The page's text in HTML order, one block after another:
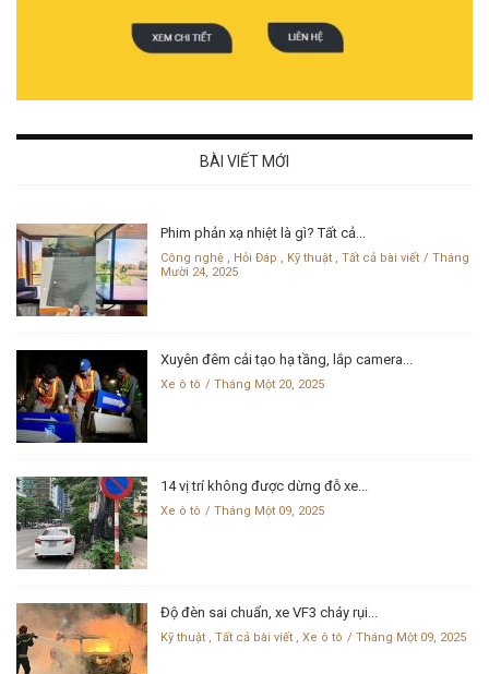
BÀI VIẾT MỚI
Phim phản xạ nhiệt là gì? Tất cả...
Công nghệ , Hỏi Đáp , Kỹ thuật , Tất cả bài viết
Tháng
Mười 24, 2025
Xuyên đêm cải tạo hạ tầng, lắp camera...
Xe ô tô Tháng Một 20, 2025
14 vị trí không được dừng đỗ xe...
Xe ô tô Tháng Một 09, 2025
Độ đèn sai chuẩn, xe VF3 cháy rụi...
Kỹ thuật , Tất cả bài viết , Xe ô tô Tháng Một 09, 2025